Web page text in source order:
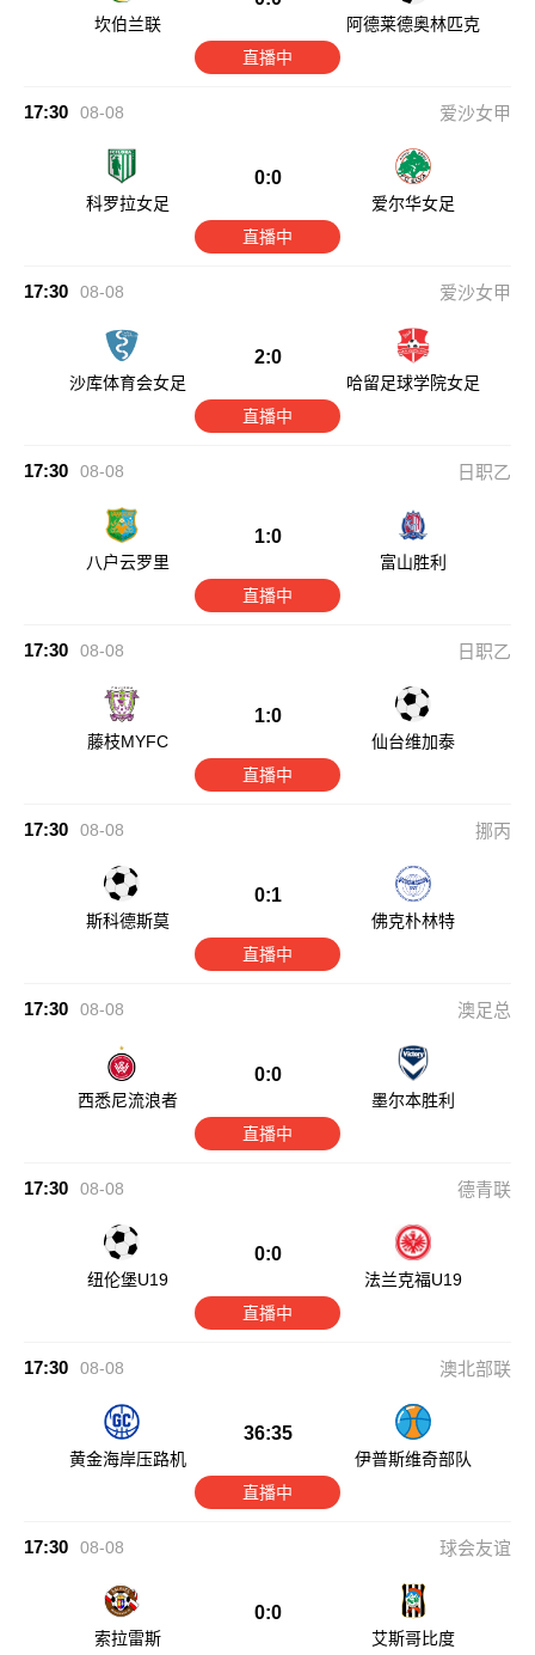
坎伯兰联
阿德莱德奥林匹克
直播中
17:30 08-08 爱沙女甲
科罗拉女足
0:0
爱尔华女足
直播中
17:30 08-08 爱沙女甲
沙库体育会女足
2:0
哈留足球学院女足
直播中
17:30 08-08 日职乙
八户云罗里
1:0
富山胜利
直播中
17:30 08-08 日职乙
藤枝MYFC
1:0
仙台维加泰
直播中
17:30 08-08 挪丙
斯科德斯莫
0:1
佛克朴林特
直播中
17:30 08-08 澳足总
西悉尼流浪者
0:0
墨尔本胜利
直播中
17:30 08-08 德青联
纽伦堡U19
0:0
法兰克福U19
直播中
17:30 08-08 澳北部联
黄金海岸压路机
36:35
伊普斯维奇部队
直播中
17:30 08-08 球会友谊
索拉雷斯
0:0
艾斯哥比度